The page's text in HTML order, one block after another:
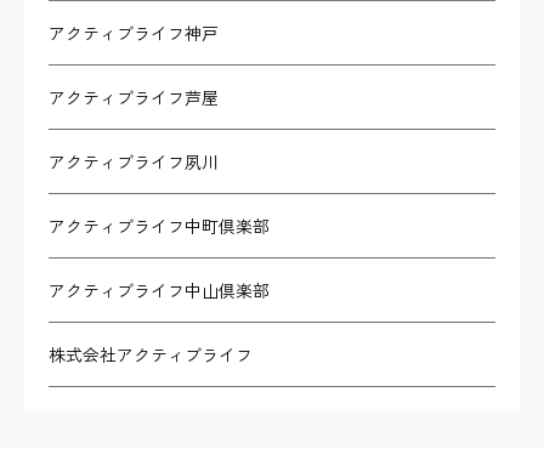
アクティブライフ神戸
アクティブライフ芦屋
アクティブライフ夙川
アクティブライフ中町倶楽部
アクティブライフ中山倶楽部
株式会社アクティブライフ